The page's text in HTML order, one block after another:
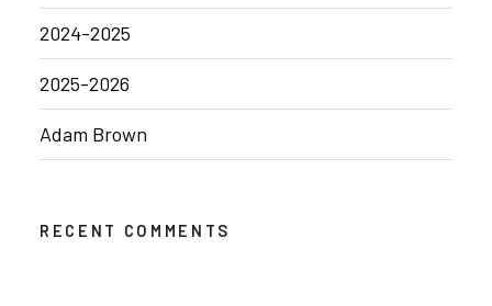
2024-2025
2025-2026
Adam Brown
RECENT COMMENTS